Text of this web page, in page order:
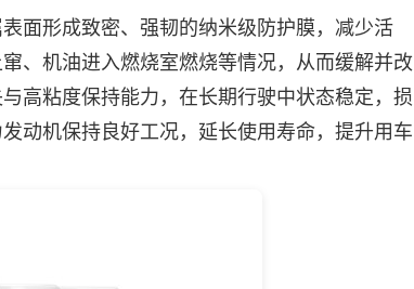
形成致密、强韧的纳米级防护膜，减少活
、机油进入燃烧室燃烧等情况，从而缓解并改
高粘度保持能力，在长期行驶中状态稳定，损
动机保持良好工况，延长使用寿命，提升用车